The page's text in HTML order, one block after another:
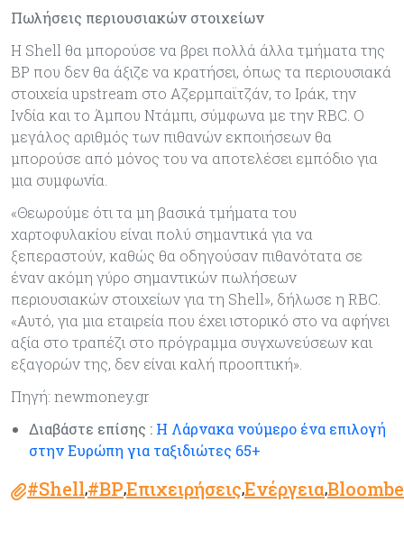
Πωλήσεις περιουσιακών στοιχείων
Η Shell θα μπορούσε να βρει πολλά άλλα τμήματα της
BP που δεν θα άξιζε να κρατήσει, όπως τα περιουσιακά
στοιχεία upstream στο Αζερμπαϊτζάν, το Ιράκ, την
Ινδία και το Άμπου Ντάμπι, σύμφωνα με την RBC. Ο
μεγάλος αριθμός των πιθανών εκποιήσεων θα
μπορούσε από μόνος του να αποτελέσει εμπόδιο για
μια συμφωνία.
«Θεωρούμε ότι τα μη βασικά τμήματα του
χαρτοφυλακίου είναι πολύ σημαντικά για να
ξεπεραστούν, καθώς θα οδηγούσαν πιθανότατα σε
έναν ακόμη γύρο σημαντικών πωλήσεων
περιουσιακών στοιχείων για τη Shell», δήλωσε η RBC.
«Αυτό, για μια εταιρεία που έχει ιστορικό στο να αφήνει
αξία στο τραπέζι στο πρόγραμμα συγχωνεύσεων και
εξαγορών της, δεν είναι καλή προοπτική».
Πηγή: newmoney.gr
Διαβάστε επίσης : Η Λάρνακα νούμερο ένα επιλογή
στην Ευρώπη για ταξιδιώτες 65+
#Shell,#BP,Επιχειρήσεις,Ενέργεια,